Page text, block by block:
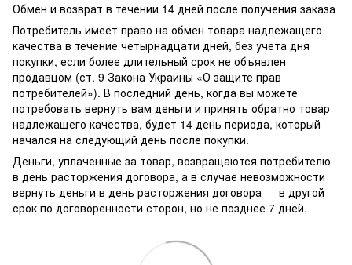
Обмен и возврат в течении 14 дней после получения заказа
Потребитель имеет право на обмен товара надлежащего
качества в течение четырнадцати дней, без учета дня
покупки, если более длительный срок не объявлен
продавцом (ст. 9 Закона Украины «О защите прав
потребителей»). В последний день, когда вы можете
потребовать вернуть вам деньги и принять обратно товар
надлежащего качества, будет 14 день периода, который
начался на следующий день после покупки.
Деньги, уплаченные за товар, возвращаются потребителю
в день расторжения договора, а в случае невозможности
вернуть деньги в день расторжения договора — в другой
срок по договоренности сторон, но не позднее 7 дней.